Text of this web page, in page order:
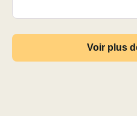
Voir plus